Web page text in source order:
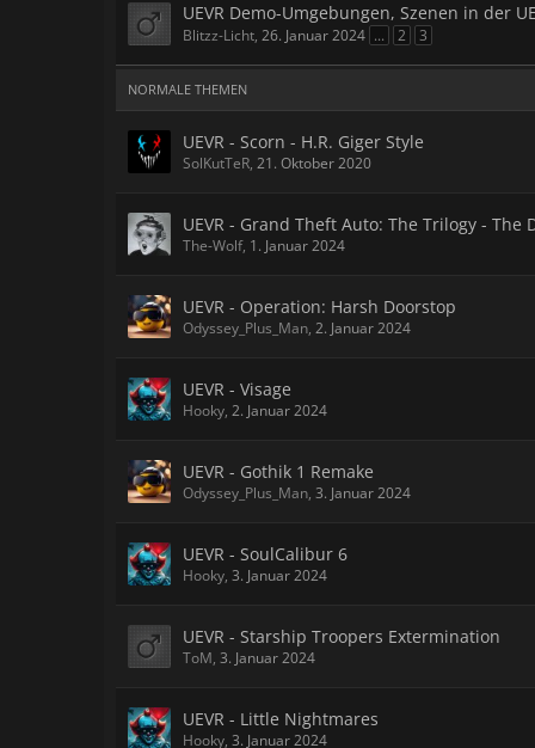
UEVR Demo-Umgebungen, Szenen in der
Blitzz-Licht, 26. Januar 2024 ... 2 3
NORMALE THEMEN
UEVR - Scorn - H.R. Giger Style
SolKutTeR, 21. Oktober 2020
UEVR - Grand Theft Auto: The Trilogy - The
The-Wolf, 1. Januar 2024
UEVR - Operation: Harsh Doorstop
Odyssey_Plus_Man, 2. Januar 2024
UEVR - Visage
Hooky, 2. Januar 2024
UEVR - Gothik 1 Remake
Odyssey_Plus_Man, 3. Januar 2024
UEVR - SoulCalibur 6
Hooky, 3. Januar 2024
UEVR - Starship Troopers Extermination
ToM, 3. Januar 2024
UEVR - Little Nightmares
Hooky, 3. Januar 2024